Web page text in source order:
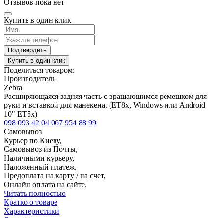
Отзывов пока нет
Купить в один клик
Подтвердить
Купить в один клик
Поделиться товаром:
Производитель
Zebra
Расширяющаяся задняя часть с вращающимся ремешком для
руки и вставкой для манекена. (ET8x, Windows или Android
10" ET5x)
098 093 42 04 067 954 88 99
Самовывоз
Курьер по Киеву,
Самовывоз из Почты,
Наличными курьеру,
Наложенный платеж,
Предоплата на карту / на счет,
Онлайн оплата на сайте.
Читать полностью
Кратко о товаре
Характеристики